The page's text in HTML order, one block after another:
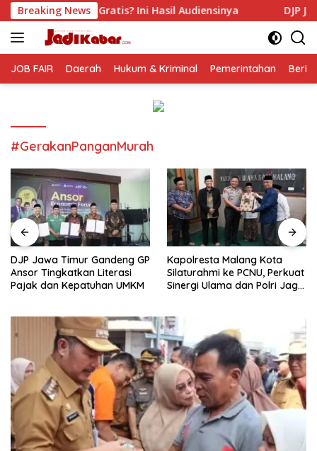
Langsung
ke
konten
Breaking News
Ini Hasil Audiensinya DJP Jawa Timur Gandeng
JOB FAIR Daerah Hukum & Kriminal Pemerintahan
#GerakanPanganMurah
DJP Jawa Timur Gandeng GP
Ansor Tingkatkan Literasi
Pajak dan Kepatuhan UMKM
Kapolresta Malang Kota
Silaturahmi ke PCNU, Perkuat
Sinergi Ulama dan Polri Jaga